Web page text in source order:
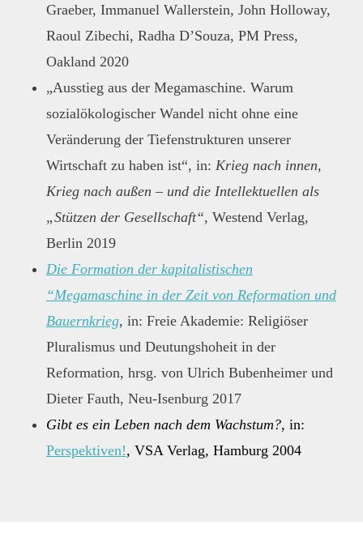
Graeber, Immanuel Wallerstein, John Holloway,
Raoul Zibechi, Radha D’Souza, PM Press,
Oakland 2020
„Ausstieg aus der Megamaschine. Warum
sozialökologischer Wandel nicht ohne eine
Veränderung der Tiefenstrukturen unserer
Wirtschaft zu haben ist“, in: Krieg nach innen,
Krieg nach außen – und die Intellektuellen als
„Stützen der Gesellschaft“, Westend Verlag,
Berlin 2019
Die Formation der kapitalistischen
“Megamaschine in der Zeit von Reformation und
Bauernkrieg, in: Freie Akademie: Religiöser
Pluralismus und Deutungshoheit in der
Reformation, hrsg. von Ulrich Bubenheimer und
Dieter Fauth, Neu-Isenburg 2017
Gibt es ein Leben nach dem Wachstum?, in:
Perspektiven!, VSA Verlag, Hamburg 2004